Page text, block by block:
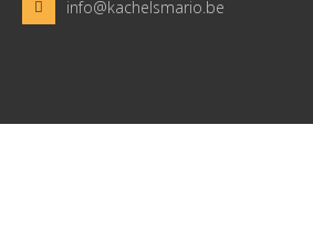
info@kachelsmario.be